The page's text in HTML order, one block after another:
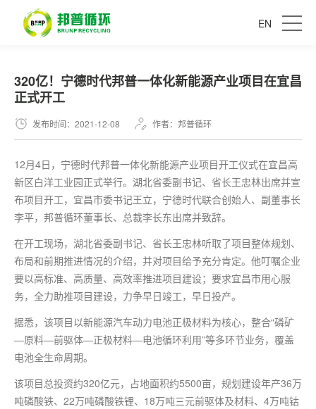
EN
320亿！宁德时代邦普一体化新能源产业项目在宜昌
正式开工
发布时间：2021-12-08 作者：邦普循环
12月4日，宁德时代邦普一体化新能源产业项目开工仪式在宜昌高
新区白洋工业园正式举行。湖北省委副书记、省长王忠林出席并宣
布项目开工，宜昌市委书记王立，宁德时代联合创始人、副董事长
李平，邦普循环董事长、总裁李长东出席并致辞。
在开工现场，湖北省委副书记、省长王忠林听取了项目整体规划、
布局和前期推进情况的介绍，并对项目给予充分肯定。他叮嘱企业
要以高标准、高质量、高效率推进项目建设；要求宜昌市用心服
务，全力助推项目建设，力争早日竣工，早日投产。
据悉，该项目以新能源汽车动力电池正极材料为核心，整合“磷矿
—原料—前驱体—正极材料—电池循环利用”等多环节业务，覆盖
电池全生命周期。
该项目总投资约320亿元，占地面积约5500亩，规划建设年产36万
吨磷酸铁、22万吨磷酸铁锂、18万吨三元前驱体及材料、4万吨钴